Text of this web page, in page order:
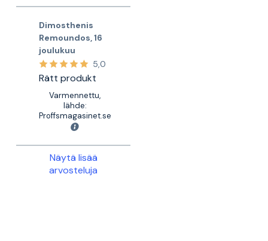
Dimosthenis
Remoundos 16
joulukuu
5,0
Rätt produkt
Varmennettu,
lähde:
Proffsmagasinet.se
Näytä lisää
arvosteluja